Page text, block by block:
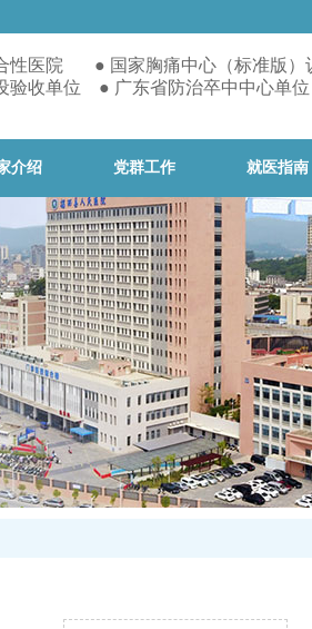
性医院 ● 国家胸痛中心（标准版）
验收单位 ● 广东省防治卒中中心单位
介绍 党群工作 就医指南